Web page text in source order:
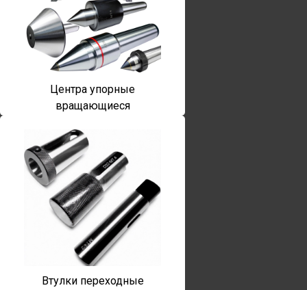
Центра упорные
вращающиеся
Втулки переходные